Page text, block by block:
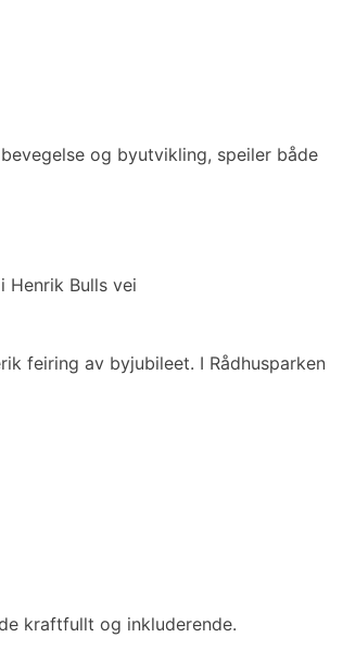
og byutvikling, speiler både
Henrik Bulls vei
feiring av byjubileet. I Rådhusparken
kraftfullt og inkluderende.